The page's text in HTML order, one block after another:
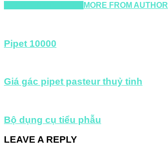
MORE FROM AUTHOR
Pipet 10000
Giá gác pipet pasteur thuỷ tinh
Bộ dụng cụ tiểu phẫu
LEAVE A REPLY